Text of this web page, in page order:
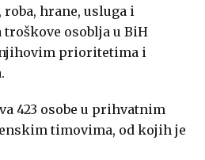
hrane, usluga i
osoblja u BiH
prioritetima i
423 osobe u prihvatnim
timovima, od kojih je